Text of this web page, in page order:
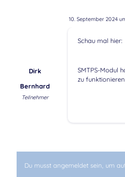
10. September 2024
Dirk
Bernhard
Teilnehmer
Schau mal hier:
SMTPS-Modul
zu
Du musst angemeldet sein, um